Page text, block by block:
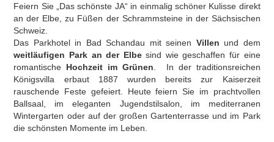
Feiern Sie „Das schönste JA“ in einmalig schöner Kulisse direkt
an der Elbe, zu Füßen der Schrammsteine in der Sächsischen
Schweiz.
Das Parkhotel in Bad Schandau mit seinen Villen und dem
weitläufigen Park an der Elbesind wie geschaffen für eine
romantische Hochzeit im Grünen . In der traditionsreichen
Königsvilla erbaut 1887 wurden bereits zur Kaiserzeit
rauschende Feste gefeiert. Heute feiern Sie im prachtvollen
Ballsaal, im eleganten Jugendstilsalon, im mediterranen
Wintergarten oder auf der großen Gartenterrasse und im Park
die schönsten Momente im Leben.